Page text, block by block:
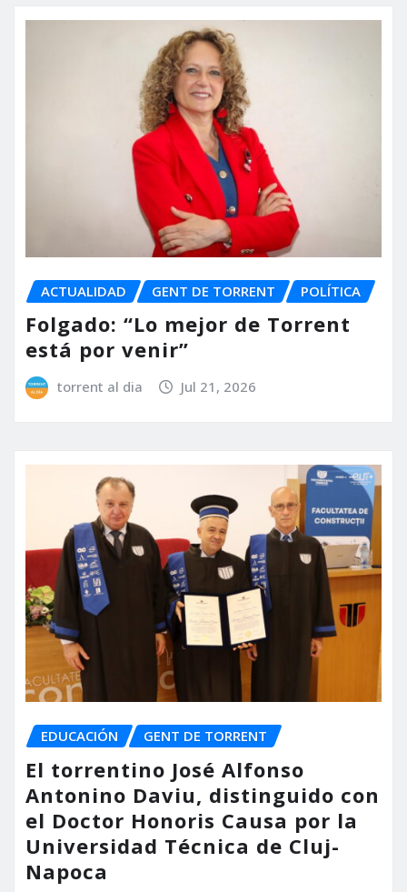
ACTUALIDAD GENT DE TORRENT POLÍTICA
Folgado: “Lo mejor de Torrent
está por venir”
torrent al dia Jul 21, 2026
EDUCACIÓN GENT DE TORRENT
El torrentino José Alfonso
Antonino Daviu, distinguido con
el Doctor Honoris Causa por la
Universidad Técnica de Cluj-
Napoca